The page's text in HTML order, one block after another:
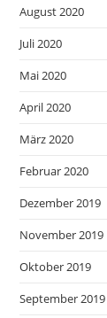
August 2020
Juli 2020
Mai 2020
April 2020
März 2020
Februar 2020
Dezember 2019
November 2019
Oktober 2019
September 2019